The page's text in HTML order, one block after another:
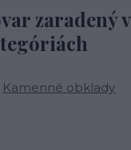
zaradený v
Kamenné obklady